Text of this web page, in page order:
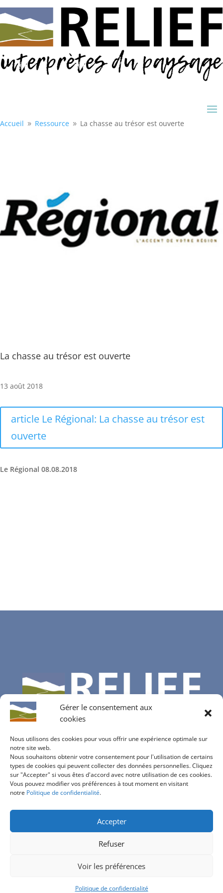
Gérer le consentement aux
cookies
Nous utilisons des cookies pour vous offrir une expérience optimale sur
notre site web.
Nous souhaitons obtenir votre consentement pour l'utilisation de certains
types de cookies qui peuvent collecter des données personnelles. Cliquez
sur "Accepter" si vous êtes d'accord avec notre utilisation de ces cookies.
Vous pouvez modifier vos préférences à tout moment en visitant
notre Politique de confidentialité.
Accepter
Refuser
Voir les préférences
Politique de confidentialité
Accueil 9 Ressource 9 La chasse au trésor est ouverte
La chasse au trésor est ouverte
13 août 2018
article Le Régional: La chasse au trésor est
ouverte
Le Régional 08.08.2018
Contactez-nous
info@bureau-relief.ch
inscription à notre newsletter
Elegant Themes